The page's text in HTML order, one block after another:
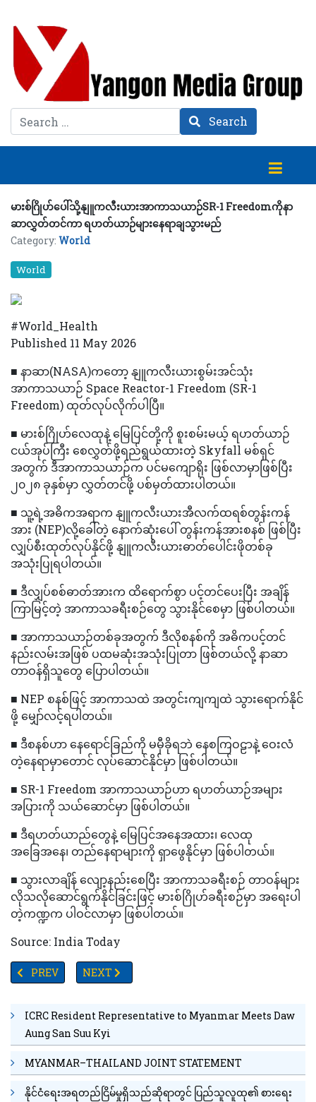
Search Search
မားစ်ဂြိုဟ်ပေါ်သို့နျူကလီးယားအာကာသယာဉ်SR-1 Freedomကိုနာ
ဆာလွှတ်တင်ကာ ရဟတ်ယာဉ်များနေရာချသွားမည်
Category: World
World
#World_Health
Published 11 May 2026
■ နာဆာ(NASA)ကတော့ နျူကလီးယားစွမ်းအင်သုံး
အာကာသယာဉ် Space Reactor-1 Freedom (SR-1
Freedom) ထုတ်လုပ်လိုက်ပါပြီ။
■ မားစ်ဂြိုဟ်လေထုနဲ့ မြေပြင်တို့ကို စူးစမ်းမယ့် ရဟတ်ယာဉ်
ငယ်အုပ်ကြီး စေလွှတ်ဖို့ရည်ရွယ်ထားတဲ့ Skyfall မစ်ရှင်
အတွက် ဒီအာကာသယာဉ်က ပင်မကျောရိုး ဖြစ်လာမှာဖြစ်ပြီး
၂၀၂၈ ခုနှစ်မှာ လွှတ်တင်ဖို့ ပစ်မှတ်ထားပါတယ်။
■ သူ့ရဲ့အဓိကအရာက နျူကလီးယားအီလက်ထရစ်တွန်းကန်
အား (NEP)လို့ခေါ်တဲ့ နောက်ဆုံးပေါ် တွန်းကန်အားစနစ် ဖြစ်ပြီး
လျှပ်စီးထုတ်လုပ်နိုင်ဖို့ နျူကလီးယားဓာတ်ပေါင်းဖိုတစ်ခု
အသုံးပြုရပါတယ်။
■ ဒီလျှပ်စစ်ဓာတ်အားက ထိရောက်စွာ ပင့်တင်ပေးပြီး အချိန်
ကြာမြင့်တဲ့ အာကာသခရီးစဉ်တွေ သွားနိုင်စေမှာ ဖြစ်ပါတယ်။
■ အာကာသယာဉ်တစ်ခုအတွက် ဒီလိုစနစ်ကို အဓိကပင့်တင်
နည်းလမ်းအဖြစ် ပထမဆုံးအသုံးပြုတာ ဖြစ်တယ်လို့ နာဆာ
တာဝန်ရှိသူတွေ ပြောပါတယ်။
■ NEP စနစ်ဖြင့် အာကာသထဲ အတွင်းကျကျထဲ သွားရောက်နိုင်
ဖို့ မျှော်လင့်ရပါတယ်။
■ ဒီစနစ်ဟာ နေရောင်ခြည်ကို မမှီခိုရဘဲ နေစကြဝဠာနဲ့ ဝေးလံ
တဲ့နေရာမှာတောင် လုပ်ဆောင်နိုင်မှာ ဖြစ်ပါတယ်။
■ SR-1 Freedom အာကာသယာဉ်ဟာ ရဟတ်ယာဉ်အများ
အပြားကို သယ်ဆောင်မှာ ဖြစ်ပါတယ်။
■ ဒီရဟတ်ယာည်တွေနဲ့ မြေပြင်အနေအထား၊ လေထု
အခြေအနေ၊ တည်နေရာများကို ရှာဖွေနိုင်မှာ ဖြစ်ပါတယ်။
■ သွားလာချိန် လျော့နည်းစေပြီး အာကာသခရီးစဉ် တာဝန်များ
လိုသလိုဆောင်ရွက်နိုင်ခြင်းဖြင့် မားစ်ဂြိုဟ်ခရီးစဉ်မှာ အရေးပါ
တဲ့ကဏ္ဍက ပါဝင်လာမှာ ဖြစ်ပါတယ်။
Source: India Today
PREVIOUS ARTICLE: ဒရုန်းပြပွဲများဖြင့် ချုံချင့်မြို့ညစည်ကားနေ
PREV NEXT ARTICLE: ရေအများကြီးသောက်ခြင်းနှင့်
NEXT
ICRC Resident Representative to Myanmar Meets Daw
Aung San Suu Kyi
MYANMAR–THAILAND JOINT STATEMENT
နိုင်ငံရေးအရတည်ငြိမ်မှုရှိသည်ဆိုရာတွင် ပြည်သူလူထု၏ စားရေး